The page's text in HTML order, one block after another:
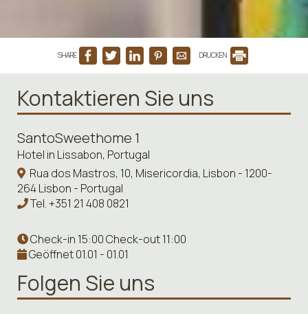
SHARE DRUCKEN
Kontaktieren Sie uns
SantoSweethome 1
Hotel in Lissabon, Portugal
Rua dos Mastros, 10, Misericordia, Lisbon - 1200-
264 Lisbon - Portugal
Tel.+351 21 408 0821
Check-in 15:00 Check-out 11:00
Geöffnet 01.01 - 01.01
Folgen Sie uns